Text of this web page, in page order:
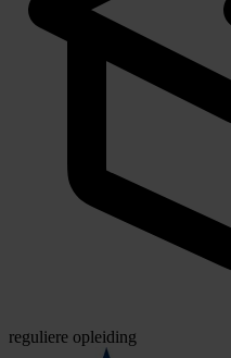
reguliere opleiding